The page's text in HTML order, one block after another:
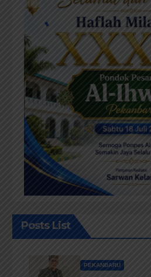
Posts List
PEKANBARU